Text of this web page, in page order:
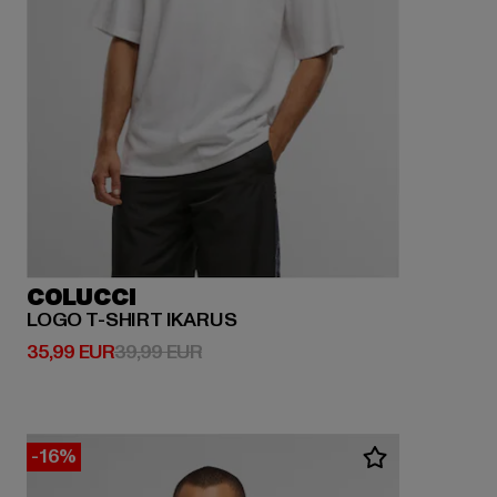
COLUCCI
LOGO T-SHIRT IKARUS
35,99 EUR
Derzeitiger Preis: 35,99 EUR
39,99 EURAktionspreis: 39,99 EUR
-16%